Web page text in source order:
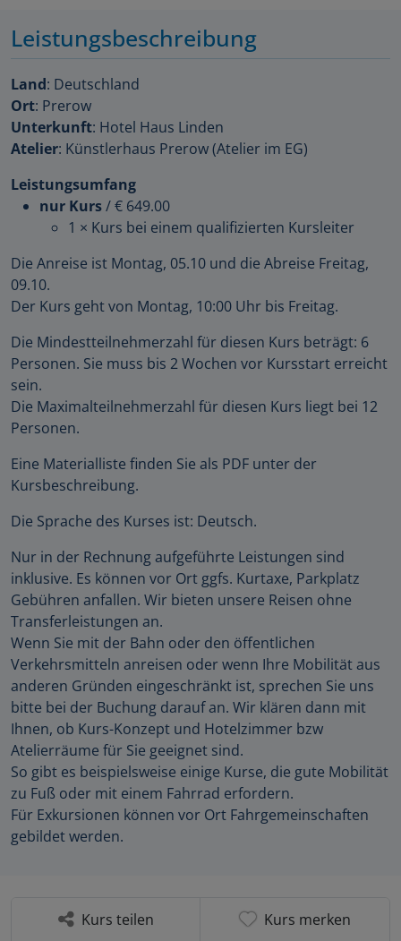
Leistungsbeschreibung
Land: Deutschland
Ort: Prerow
Unterkunft: Hotel Haus Linden
Atelier: Künstlerhaus Prerow (Atelier im EG)
Leistungsumfang
nur Kurs/€ 649.00
1 × Kurs bei einem qualifizierten Kursleiter
Die Anreise ist Montag, 05.10 und die Abreise Freitag,
09.10.
Der Kurs geht von Montag, 10:00 Uhr bis Freitag.
Die Mindestteilnehmerzahl für diesen Kurs beträgt: 6
Personen. Sie muss bis 2 Wochen vor Kursstart erreicht
sein.
Die Maximalteilnehmerzahl für diesen Kurs liegt bei 12
Personen.
Eine Materialliste finden Sie als PDF unter der
Kursbeschreibung.
Die Sprache des Kurses ist: Deutsch.
Nur in der Rechnung aufgeführte Leistungen sind
inklusive. Es können vor Ort ggfs. Kurtaxe, Parkplatz
Gebühren anfallen. Wir bieten unsere Reisen ohne
Transferleistungen an.
Wenn Sie mit der Bahn oder den öffentlichen
Verkehrsmitteln anreisen oder wenn Ihre Mobilität aus
anderen Gründen eingeschränkt ist, sprechen Sie uns
bitte bei der Buchung darauf an. Wir klären dann mit
Ihnen, ob Kurs-Konzept und Hotelzimmer bzw
Atelierräume für Sie geeignet sind.
So gibt es beispielsweise einige Kurse, die gute Mobilität
zu Fuß oder mit einem Fahrrad erfordern.
Für Exkursionen können vor Ort Fahrgemeinschaften
gebildet werden.
Kurs teilen Kurs merken